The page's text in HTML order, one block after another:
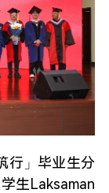
行」毕业生分
生Laksaman